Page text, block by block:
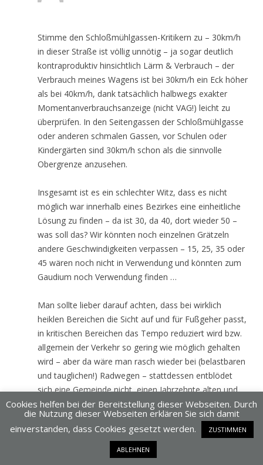
Stimme den Schloßmühlgassen-Kritikern zu – 30km/h
in dieser Straße ist völlig unnötig – ja sogar deutlich
kontraproduktiv hinsichtlich Lärm & Verbrauch – der
Verbrauch meines Wagens ist bei 30km/h ein Eck höher
als bei 40km/h, dank tatsächlich halbwegs exakter
Momentanverbrauchsanzeige (nicht VAG!) leicht zu
überprüfen. In den Seitengassen der Schloßmühlgasse
oder anderen schmalen Gassen, vor Schulen oder
Kindergärten sind 30km/h schon als die sinnvolle
Obergrenze anzusehen.
Insgesamt ist es ein schlechter Witz, dass es nicht
möglich war innerhalb eines Bezirkes eine einheitliche
Lösung zu finden – da ist 30, da 40, dort wieder 50 –
was soll das? Wir könnten noch einzelnen Grätzeln
andere Geschwindigkeiten verpassen – 15, 25, 35 oder
45 wären noch nicht in Verwendung und könnten zum
Gaudium noch Verwendung finden …
Man sollte lieber darauf achten, dass bei wirklich
heiklen Bereichen die Sicht auf und für Fußgeher passt,
in kritischen Bereichen das Tempo reduziert wird bzw.
allgemein der Verkehr so gering wie möglich gehalten
wird – aber da wäre man rasch wieder bei (belastbaren
und tauglichen!) Radwegen – stattdessen entblödet
sich eine Gemeinde nicht, einen Jahrzehnte alten und
stark genutzten Radweg (MD-Lax) bei der B17 durch
ein „Fahrverbot“ zu zerstören … mittlerweile inkl. eines
Todesopfers (Radfahrerin wollte B17 queren und wurde
von einem LKW tödlich verletzt).
Cookies helfen bei der Bereitstellung dieser Webseiten. Durch
die Nutzung dieser Webseiten erklären Sie sich damit
einverstanden, dass Cookies gesetzt werden.
ZUSTIMMEN
ABLEHNEN